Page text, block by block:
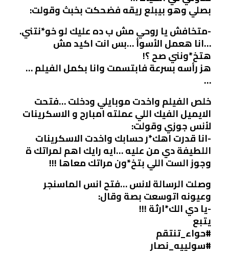
بصلي وهو بيبلع ريقه فضحكت بخبث وقولت:
-متخافش يا روحي مش ب ده عليك لو خو*نتني.
…انا هعمل الأسوأ …بس انت اكيد مش
هتخ*ونني صح ؟!
هز رأسه بسرعة فابتسمت وانا بكمل الفيلم …
…
خلص الفيلم واخدت موبايلي ودخلت …فتحت
الايميل الفيك اللي عملته امبارح و الاسكرينات
لأنس جوزي وقولت:
-انا قدرت اهك*ر حسابك واخدت الاسكرينات
اللطيفة دي من عليه …ايه رايك اهم لمراتك ة
وجوز الست اللي بتخ*ون مراتك معاها !!!
وصلت الرسالة لانس …فتح انس الماسنجر
وعيونه اتوسعت بصة وقال:
-يا دي الك*ارثة !!!
يتبع
#حواء_تنتقم
#سولييه_نصار